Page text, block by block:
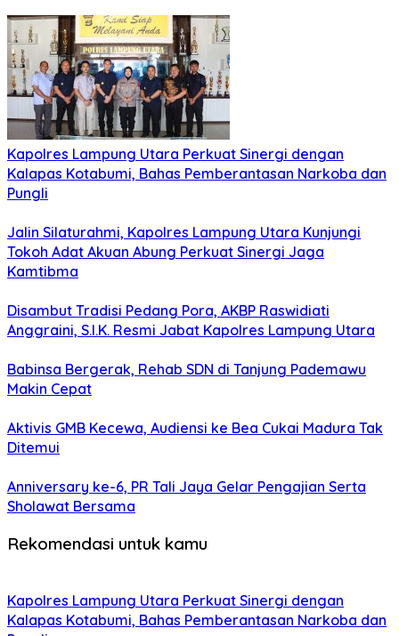
Kapolres Lampung Utara Perkuat Sinergi dengan
Kalapas Kotabumi, Bahas Pemberantasan Narkoba dan
Pungli
Jalin Silaturahmi, Kapolres Lampung Utara Kunjungi
Tokoh Adat Akuan Abung Perkuat Sinergi Jaga
Kamtibma
Disambut Tradisi Pedang Pora, AKBP Raswidiati
Anggraini, S.I.K. Resmi Jabat Kapolres Lampung Utara
Babinsa Bergerak, Rehab SDN di Tanjung Pademawu
Makin Cepat
Aktivis GMB Kecewa, Audiensi ke Bea Cukai Madura Tak
Ditemui
Anniversary ke-6, PR Tali Jaya Gelar Pengajian Serta
Sholawat Bersama
Rekomendasi untuk kamu
Kapolres Lampung Utara Perkuat Sinergi dengan
Kalapas Kotabumi, Bahas Pemberantasan Narkoba dan